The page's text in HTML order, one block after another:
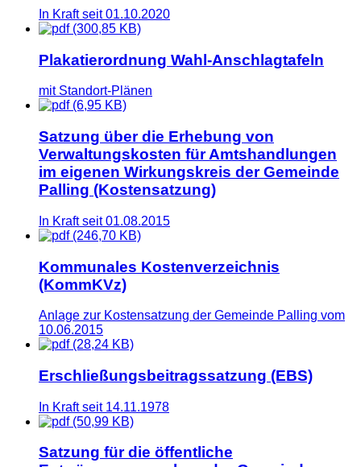
In Kraft seit 01.10.2020
(300,85 KB)
Plakatierordnung Wahl-Anschlagtafeln
mit Standort-Plänen
(6,95 KB)
Satzung über die Erhebung von
Verwaltungskosten für Amtshandlungen
im eigenen Wirkungskreis der Gemeinde
Palling (Kostensatzung)
In Kraft seit 01.08.2015
(246,70 KB)
Kommunales Kostenverzeichnis
(KommKVz)
Anlage zur Kostensatzung der Gemeinde Palling vom
10.06.2015
(28,24 KB)
Erschließungsbeitragssatzung (EBS)
In Kraft seit 14.11.1978
(50,99 KB)
Satzung für die öffentliche